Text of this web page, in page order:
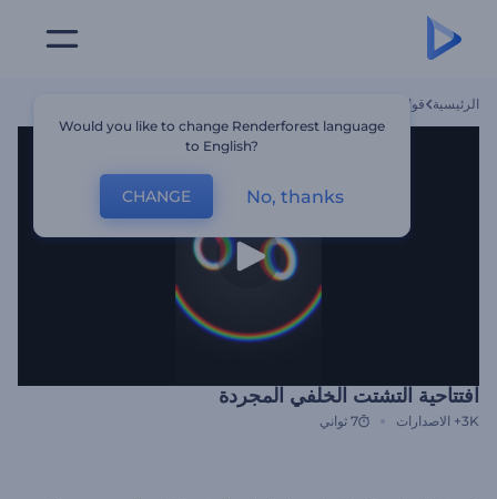
الرئيسية قوالب
افتتاحية التشتت الخلفي المجردة
3K+ الاصدارات 7 ثواني
Would you like to change Renderforest language
to English?
CHANGE No, thanks